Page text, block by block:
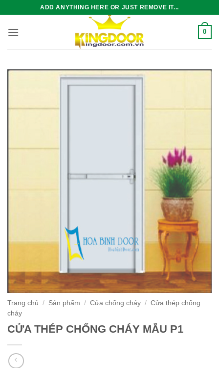
nội
ADD ANYTHING HERE OR JUST REMOVE IT...
0
Trang chủ / Sản phẩm / Cửa chống cháy / Cửa thép chống
cháy
CỬA THÉP CHỐNG CHÁY MẪU P1